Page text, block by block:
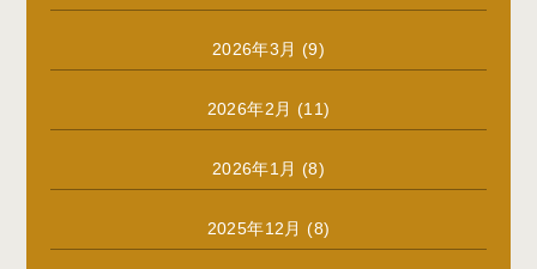
2026年3月 (9)
2026年2月 (11)
2026年1月 (8)
2025年12月 (8)